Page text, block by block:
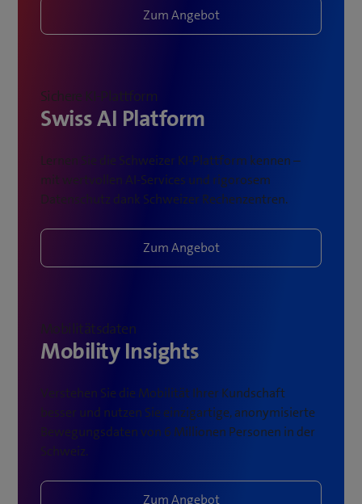
Zum Angebot
Sichere KI-Plattform
Swiss AI Platform
Lernen Sie die Schweizer KI-Plattform kennen –
mit wertvollen AI-Services und rigorosem
Datenschutz dank Schweizer Rechenzentren.
Zum Angebot
Mobilitätsdaten
Mobility Insights
Verstehen Sie die Mobilität Ihrer Kundschaft
besser und nutzen Sie einzigartige, anonymisierte
Bewegungsdaten von 6 Millionen Personen in der
Schweiz.
Zum Angebot